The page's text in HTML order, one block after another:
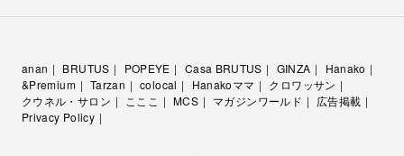
anan BRUTUS POPEYE Casa BRUTUS GINZA
Hanako
&Premium
Tarzan colocal Hanakoママ
クロワッサン
クウネル・サロン
こここ MCS マガジンワールド
広告掲載
Privacy Policy